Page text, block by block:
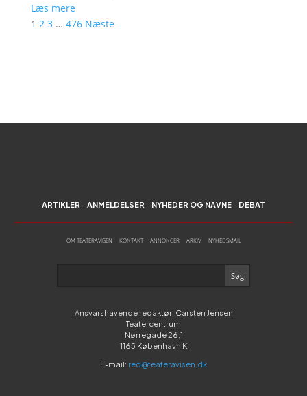
Læs mere
1 2 3 … 476 Næste
ARTIKLER ANMELDELSER NYHEDER OG NAVNE DEBAT
OM TEATERAVISEN KONTAKT ANNONCER ARKIV NYHEDSMAIL
Ansvarshavende redaktør: Carsten Jensen
Teatercentrum
Nørregade 26,1
1165 København K
E-mail: red@teateravisen.dk